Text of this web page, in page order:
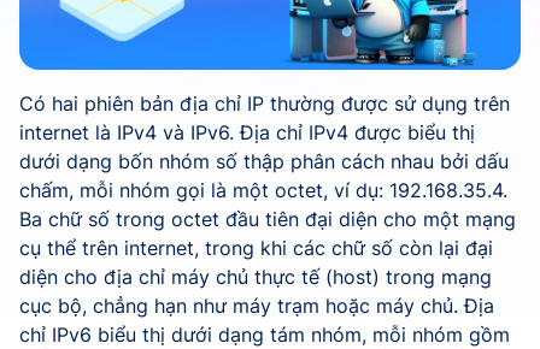
Có hai phiên bản địa chỉ IP thường được sử dụng trên
internet là IPv4 và IPv6. Địa chỉ IPv4 được biểu thị
dưới dạng bốn nhóm số thập phân cách nhau bởi dấu
chấm, mỗi nhóm gọi là một octet, ví dụ: 192.168.35.4.
Ba chữ số trong octet đầu tiên đại diện cho một mạng
cụ thể trên internet, trong khi các chữ số còn lại đại
diện cho địa chỉ máy chủ thực tế (host) trong mạng
cục bộ, chẳng hạn như máy trạm hoặc máy chủ. Địa
chỉ IPv6 biểu thị dưới dạng tám nhóm, mỗi nhóm gồm